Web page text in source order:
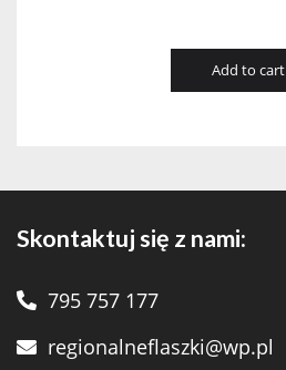
Add to cart
Skontaktuj się z nami:
795 757 177
regionalneflaszki@wp.pl